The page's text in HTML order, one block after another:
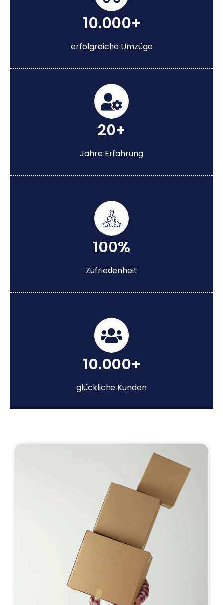
10.000+
erfolgreiche Umzüge
20+
Jahre Erfahrung
100%
Zufriedenheit
10.000+
glückliche Kunden